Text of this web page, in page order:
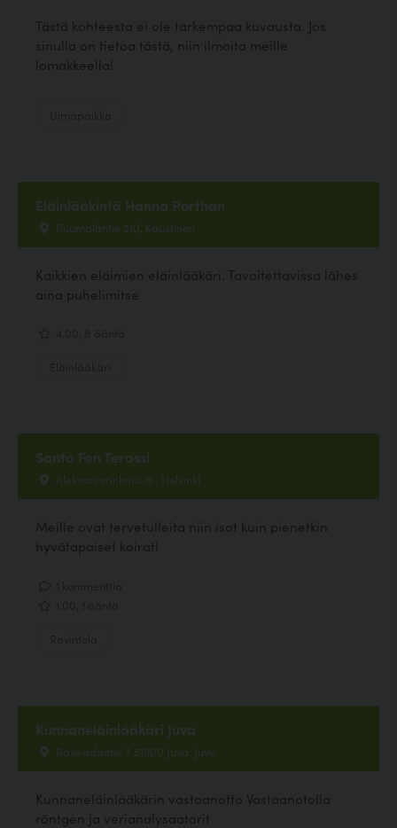
Tästä kohteesta ei ole tarkempaa kuvausta. Jos
sinulla on tietoa tästä, niin ilmoita meille
lomakkeella!
Eläinlääkintä Hanna Porthan
Puumalantie 210, Kaustinen
Kaikkien eläimien eläinlääkäri. Tavoitettavissa lähes
aina puhelimitse
Santa Fen Terassi
Aleksanterinkatu 15 , Helsinki
Meille ovat tervetulleita niin isot kuin pienetkin
hyvätapaiset koirat!
Kunnaneläinlääkäri Juva
Raviradantie 7 51900 Juva, Juva
Kunnaneläinlääkärin vastaanotto Vastaanotolla
röntgen ja verianalysaatorit